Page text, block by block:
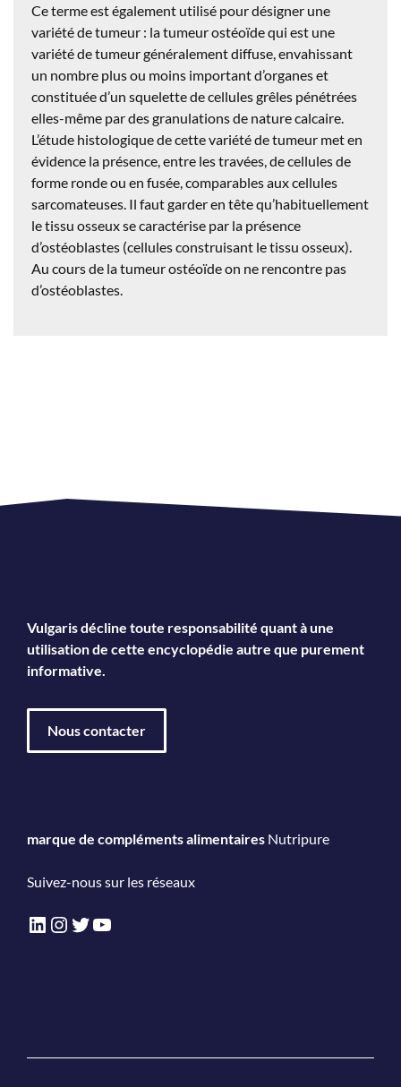
Ce terme est également utilisé pour désigner une
variété de tumeur : la tumeur ostéoïde qui est une
variété de tumeur généralement diffuse, envahissant
un nombre plus ou moins important d’organes et
constituée d’un squelette de cellules grêles pénétrées
elles-même par des granulations de nature calcaire.
L’étude histologique de cette variété de tumeur met en
évidence la présence, entre les travées, de cellules de
forme ronde ou en fusée, comparables aux cellules
sarcomateuses. Il faut garder en tête qu’habituellement
le tissu osseux se caractérise par la présence
d’ostéoblastes (cellules construisant le tissu osseux).
Au cours de la tumeur ostéoïde on ne rencontre pas
d’ostéoblastes.
Vulgaris décline toute responsabilité quant à une
utilisation de cette encyclopédie autre que purement
informative.
Nous contacter
marque de compléments alimentaires Nutripure
Suivez-nous sur les réseaux
LinkedIn
Instagram
Twitter
YouTube